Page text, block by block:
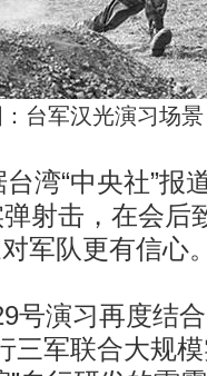
台军汉光演习场景
“中央社”报
射击，在会后
军队更有信心
演习再度结合
三军联合大规